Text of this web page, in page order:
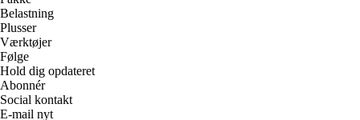
Belastning
Plusser
Værktøjer
Følge
Hold dig opdateret
Abonnér
Social kontakt
E-mail nyt